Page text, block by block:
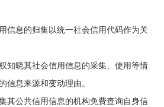
信息的归集以统一社会信用代码作为关
晓其社会信用信息的采集、使用等情
信息来源和变动理由。
其公共信用信息的机构免费查询自身信